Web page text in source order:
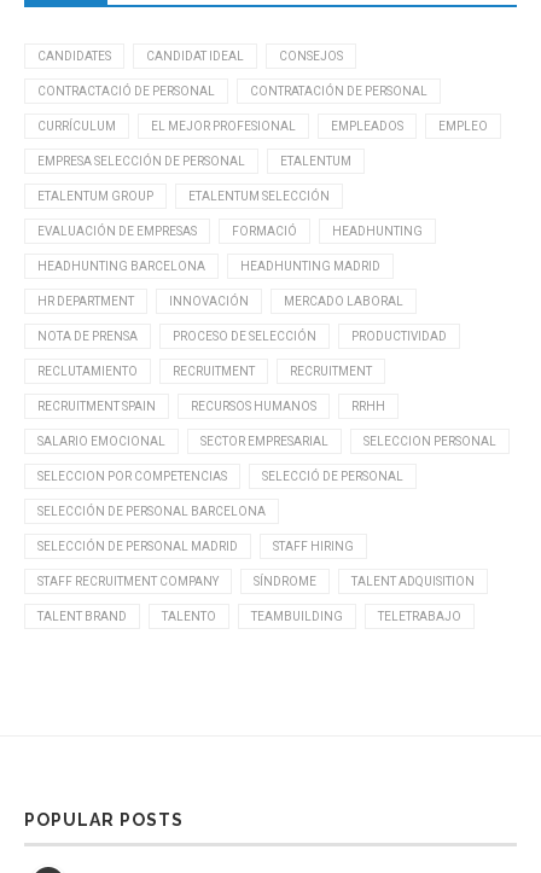
CANDIDATES CANDIDAT IDEAL CONSEJOS
CONTRACTACIÓ DE PERSONAL CONTRATACIÓN DE PERSONAL
CURRÍCULUM EL MEJOR PROFESIONAL EMPLEADOS EMPLEO
EMPRESA SELECCIÓN DE PERSONAL ETALENTUM
ETALENTUM GROUP ETALENTUM SELECCIÓN
EVALUACIÓN DE EMPRESAS FORMACIÓ HEADHUNTING
HEADHUNTING BARCELONA HEADHUNTING MADRID
HR DEPARTMENT INNOVACIÓN MERCADO LABORAL
NOTA DE PRENSA PROCESO DE SELECCIÓN PRODUCTIVIDAD
RECLUTAMIENTO RECRUITMENT RECRUITMENT
RECRUITMENT SPAIN RECURSOS HUMANOS RRHH
SALARIO EMOCIONAL SECTOR EMPRESARIAL SELECCION PERSONAL
SELECCION POR COMPETENCIAS SELECCIÓ DE PERSONAL
SELECCIÓN DE PERSONAL BARCELONA
SELECCIÓN DE PERSONAL MADRID STAFF HIRING
STAFF RECRUITMENT COMPANY SÍNDROME TALENT ADQUISITION
TALENT BRAND TALENTO TEAMBUILDING TELETRABAJO
POPULAR POSTS